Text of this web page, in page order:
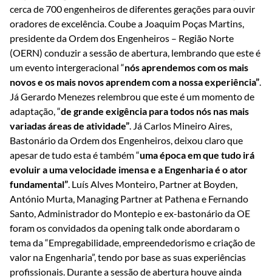
cerca de 700 engenheiros de diferentes gerações para ouvir
oradores de excelência. Coube a Joaquim Poças Martins,
presidente da Ordem dos Engenheiros – Região Norte
(OERN) conduzir a sessão de abertura, lembrando que este é
um evento intergeracional “nós aprendemos com os mais
novos e os mais novos aprendem com a nossa experiência”
Já Gerardo Menezes relembrou que este é um momento de
adaptação, “de grande exigência para todos nós nas mais
variadas áreas de atividade” . Já Carlos Mineiro Aires,
Bastonário da Ordem dos Engenheiros, deixou claro que
apesar de tudo esta é também “uma época em que tudo irá
evoluir a uma velocidade imensa e a Engenharia é o ator
fundamental” . Luís Alves Monteiro, Partner at Boyden,
António Murta, Managing Partner at Pathena e Fernando
Santo, Administrador do Montepio e ex-bastonário da OE
foram os convidados da opening talk onde abordaram o
tema da “Empregabilidade, empreendedorismo e criação de
valor na Engenharia”, tendo por base as suas experiências
profissionais. Durante a sessão de abertura houve ainda